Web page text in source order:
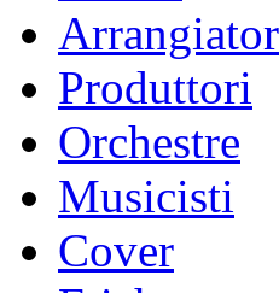
Produttori
Orchestre
Musicisti
Cover